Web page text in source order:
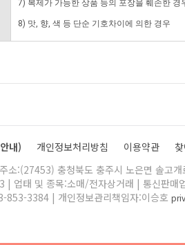
7) 복제가 가능한 상품 등의 포장을 훼손한 경
8) 맛, 향, 색 등 단순 기호차이에 의한 경우
내) 개인정보처리방침 이용약관
소:(27453) 충청북도 충주시 노은면 솔고
| 업태 및 종목:소매/전자상거래 | 통신판매
853-3384 | 개인정보관리책임자:이승호